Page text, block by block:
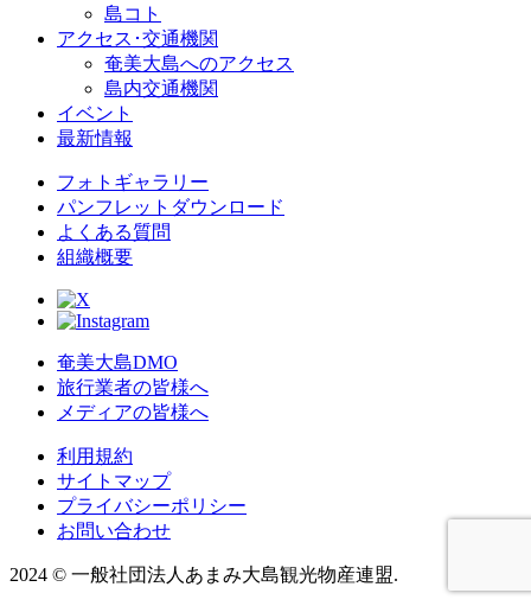
島コト
アクセス･交通機関
奄美大島へのアクセス
島内交通機関
イベント
最新情報
フォトギャラリー
パンフレットダウンロード
よくある質問
組織概要
奄美大島DMO
旅行業者の皆様へ
メディアの皆様へ
利用規約
サイトマップ
プライバシーポリシー
お問い合わせ
2024 © 一般社団法人あまみ大島観光物産連盟.